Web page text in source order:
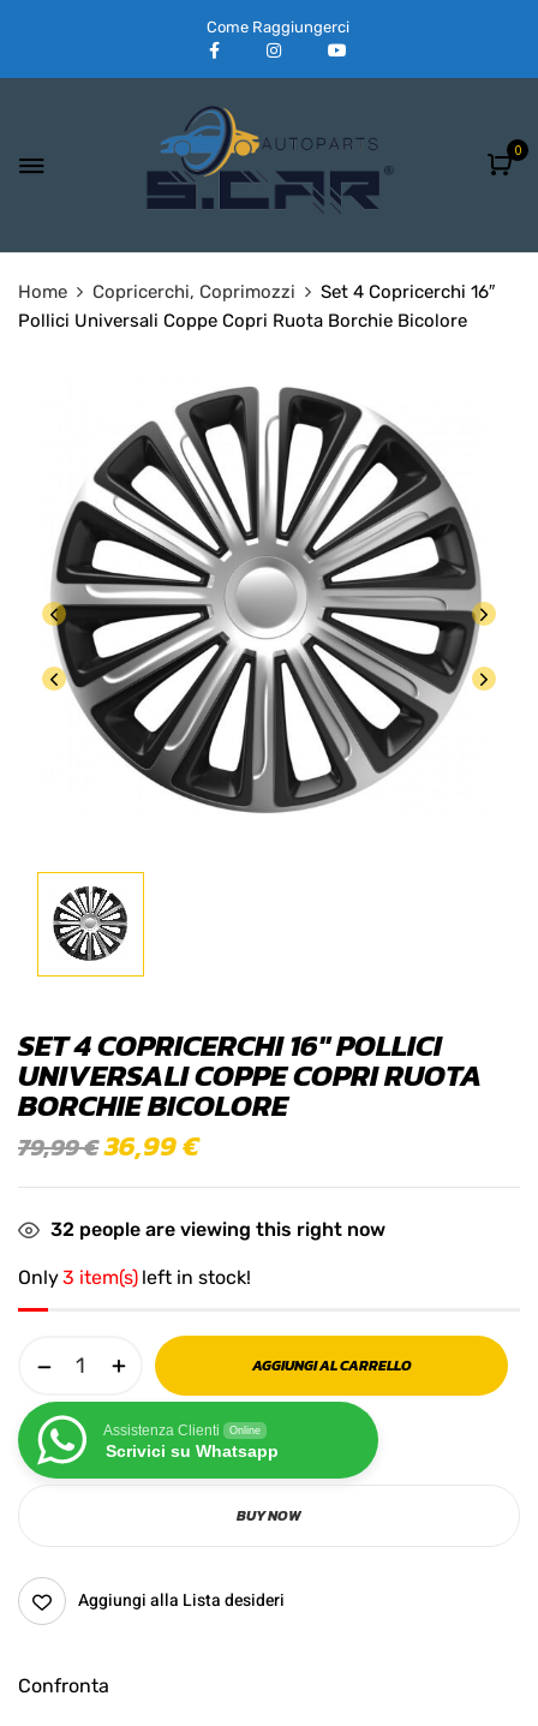
Come Raggiungerci
0
Home Copricerchi, Coprimozzi
Set 4 Copricerchi 16″
Pollici Universali Coppe Copri Ruota Borchie Bicolore
SET 4 COPRICERCHI 16″ POLLICI
UNIVERSALI COPPE COPRI RUOTA
BORCHIE BICOLORE
79,99€36,99€
32 people are viewing this right now
Only3 item(s) left in stock!
AGGIUNGI AL CARRELLO
Assistenza Clienti Online
Scrivici su Whatsapp
BUY NOW
Aggiungi alla Lista desideri
Confronta